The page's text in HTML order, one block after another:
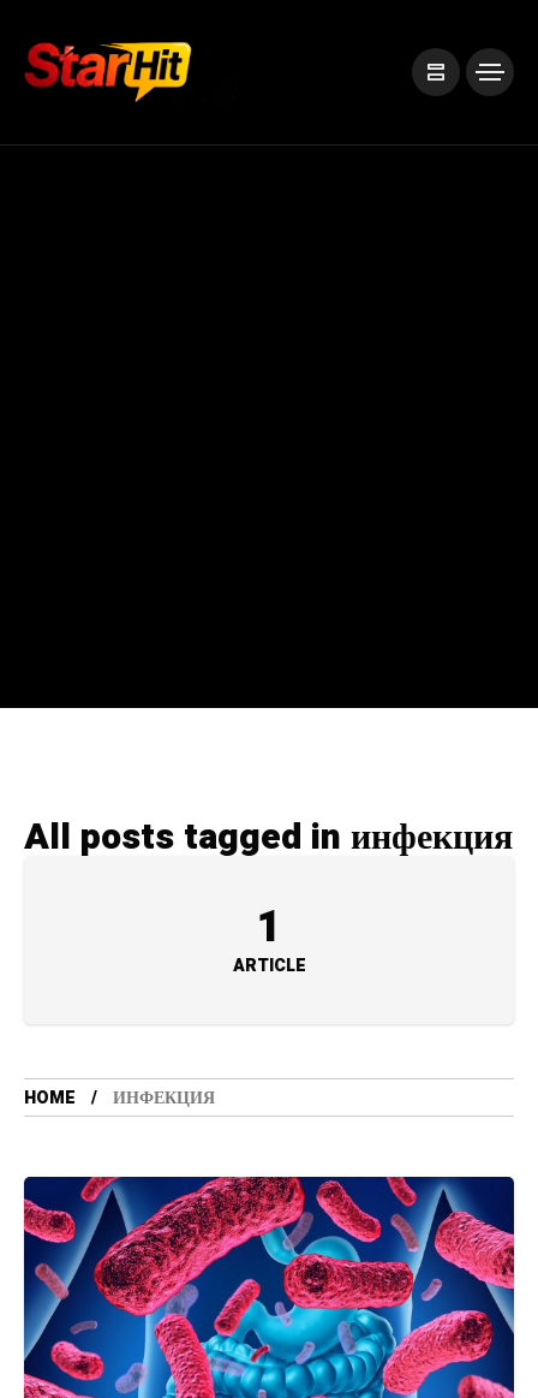
All posts tagged in инфекция
1
ARTICLE
HOME ИНФЕКЦИЯ